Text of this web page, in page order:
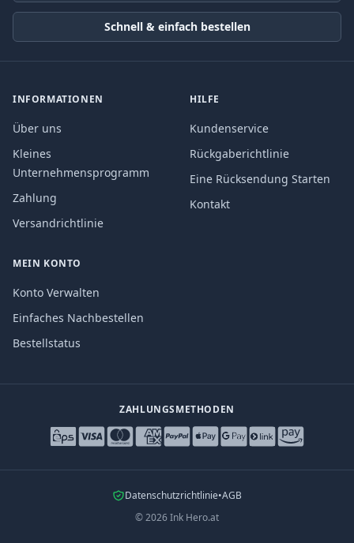
Schnell & einfach bestellen
INFORMATIONEN
Über uns
Kleines
Unternehmensprogramm
Zahlung
Versandrichtlinie
HILFE
Kundenservice
Rückgaberichtlinie
Eine Rücksendung Starten
Kontakt
MEIN KONTO
Konto Verwalten
Einfaches Nachbestellen
Bestellstatus
ZAHLUNGSMETHODEN
Datenschutzrichtlinie•AGB
©2026Ink Hero.at